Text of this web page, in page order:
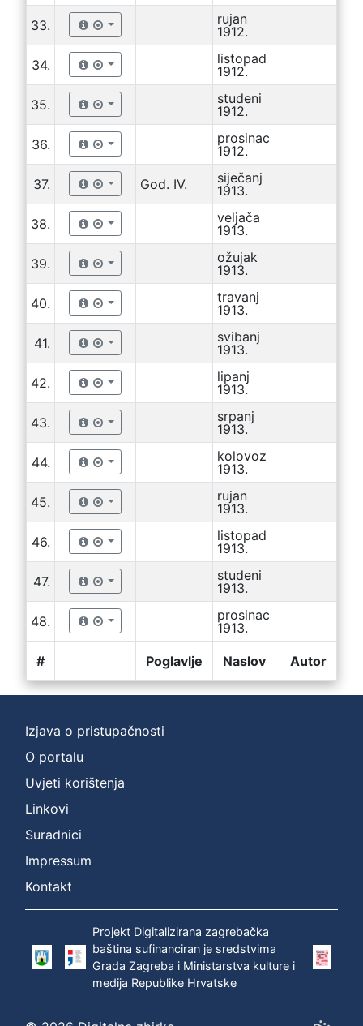
# Poglavlje Naslov Autor
33.
rujan
1912.
34.
listopad
1912.
35.
studeni
1912.
36.
prosinac
1912.
37. God. IV.
siječanj
1913.
38.
veljača
1913.
39.
ožujak
1913.
40.
travanj
1913.
41.
svibanj
1913.
42.
lipanj
1913.
43.
srpanj
1913.
44.
kolovoz
1913.
45.
rujan
1913.
46.
listopad
1913.
47.
studeni
1913.
48.
prosinac
1913.
Izjava o pristupačnosti
O portalu
Uvjeti korištenja
Linkovi
Suradnici
Impressum
Kontakt
Projekt Digitalizirana zagrebačka
baština sufinanciran je sredstvima
Grada Zagreba i Ministarstva kulture i
medija Republike Hrvatske